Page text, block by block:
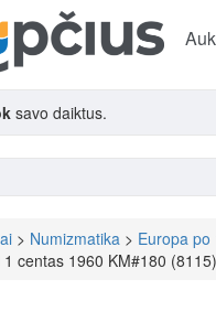
savo daiktus.
> Numizmatika > Europa po
centas 1960 KM#180 (8115)